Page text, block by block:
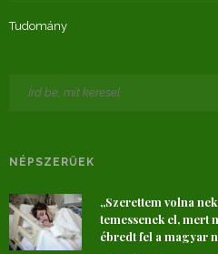
Tudomány
NÉPSZERŰEK
„Szerettem volna
temessenek el, mert
ébredt fel a magyar